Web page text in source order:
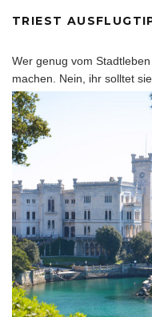
TRIEST
Wer genug vom
machen. Nein, ihr solltet